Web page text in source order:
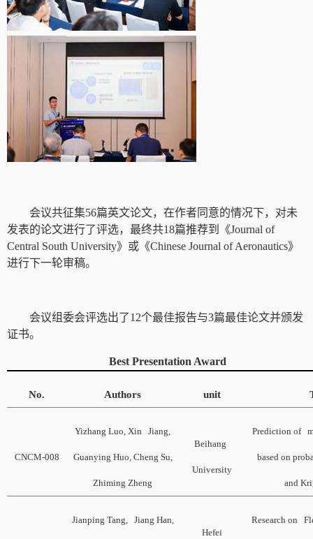
会议共征集56篇英文论文，在作者同意的情况下，对未
发表的论文进行了评选，最终共18篇推荐到 《Journal of
Central South University》或《Chinese Journal of Aeronautics》
进行下一轮审稿。
会议组委会评选出了12个最佳报告与3篇最佳论文并颁发
证书。
Best Presentation Award
No. Authors unit
CNCM-008
Yizhang Luo, Xin Jiang,
Guanying Huo, Cheng Su,
Zhiming Zheng
Beihang
University
Prediction of
based on
and
Jianping Tang, Jiang Han,
Hefei
Research on